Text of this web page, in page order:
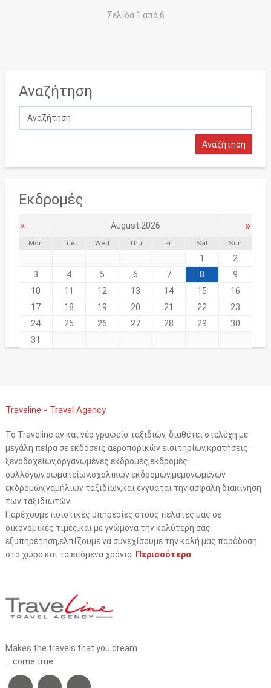
Σελίδα 1 από 6
Αναζήτηση
Εκδρομές
« August 2026 »
Mon Tue Wed Thu Fri Sat Sun
1
2
3
4 5 6 7 8
9
10
11 12 13 14 15
16
17
18 19 20 21 22
23
24
25 26 27 28 29
30
31
Traveline - Travel Agency
Το Traveline αν και νέο γραφείο ταξιδιών, διαθέτει στελέχη με
μεγάλη πείρα σε εκδόσεις αεροπορικών εισιτηρίων,κρατήσεις
ξενοδοχείων,οργανωμένες εκδρομές,εκδρομές
συλλόγων,σωματείων,σχολικών εκδρομών,μεμονωμένων
εκδρομών,γαμήλιων ταξιδίων,και εγγυάται την ασφαλή διακίνηση
των ταξιδιωτών.
Παρέχουμε ποιοτικές υπηρεσίες στους πελάτες μας σε
οικονομικές τιμές,και με γνώμονα την καλύτερη σας
εξυπηρέτηση,ελπίζουμε να συνεχίσουμε την καλή μας παράδοση
στο χώρο και τα επόμενα χρόνια. Περισσότερα
Makes the travels that you dream
... come true